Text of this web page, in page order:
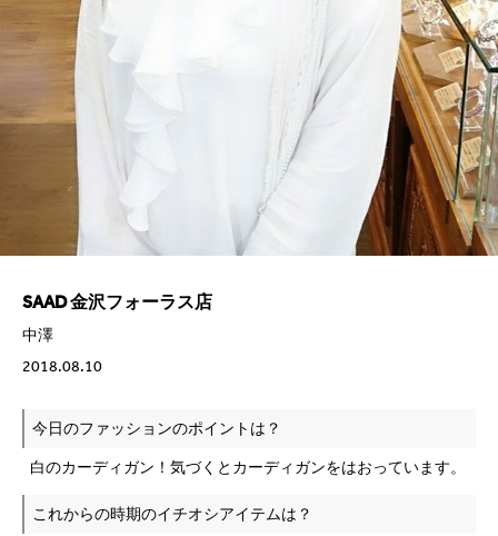
SAAD 金沢フォーラス店
中澤
2018.08.10
今日のファッションのポイントは？
白のカーディガン！気づくとカーディガンをはおっています。
これからの時期のイチオシアイテムは？